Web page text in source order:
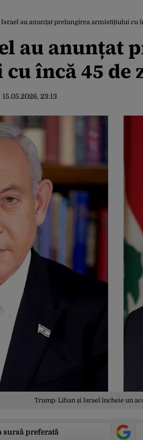
au anunțat prelungirea armistițiului cu
au anunțat
încă 45 de
15.05.2026, 23:13
Trump: Liban și Israel încheie un
sursă preferată